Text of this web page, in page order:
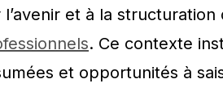
l’avenir et à la
. Ce contexte
et opportunités à